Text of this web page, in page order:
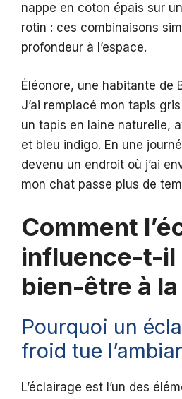
nappe en coton épais sur
rotin : ces combinaisons
profondeur à l’espace.
Éléonore, une habitante de
J’ai remplacé mon tapis
un tapis en laine naturelle,
et bleu indigo. En une
devenu un endroit où j’ai
mon chat passe plus de
Comment
influence-t-il
bien-être à
Pourquoi un
froid tue
L’éclairage est l’un des